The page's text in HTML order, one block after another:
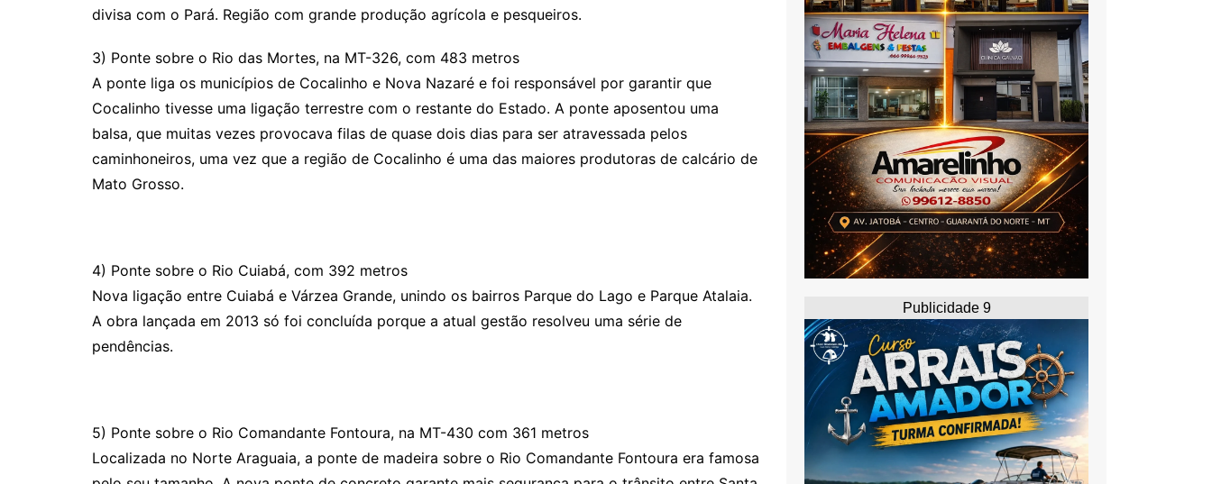
divisa com o Pará. Região com grande produção agrícola e pesqueiros.
3) Ponte sobre o Rio das Mortes, na MT-326, com 483 metros
A ponte liga os municípios de Cocalinho e Nova Nazaré e foi responsável por garantir que
Cocalinho tivesse uma ligação terrestre com o restante do Estado. A ponte aposentou uma
balsa, que muitas vezes provocava filas de quase dois dias para ser atravessada pelos
caminhoneiros, uma vez que a região de Cocalinho é uma das maiores produtoras de calcário de
Mato Grosso.
4) Ponte sobre o Rio Cuiabá, com 392 metros
Nova ligação entre Cuiabá e Várzea Grande, unindo os bairros Parque do Lago e Parque Atalaia.
A obra lançada em 2013 só foi concluída porque a atual gestão resolveu uma série de
pendências.
5) Ponte sobre o Rio Comandante Fontoura, na MT-430 com 361 metros
Localizada no Norte Araguaia, a ponte de madeira sobre o Rio Comandante Fontoura era famosa
Publicidade 9